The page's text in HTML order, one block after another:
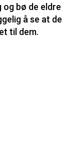
bø de eldre
å se at de
til dem.